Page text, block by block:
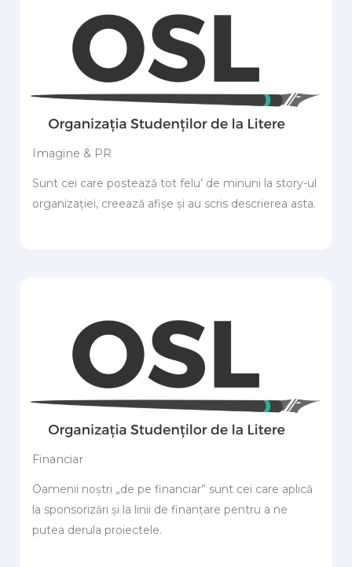
Imagine & PR
Sunt cei care postează tot felu’ de minuni la story-ul
organizației, creează afișe și au scris descrierea asta.
Financiar
Oamenii noștri „de pe financiar” sunt cei care aplică
la sponsorizări și la linii de finanțare pentru a ne
putea derula proiectele.